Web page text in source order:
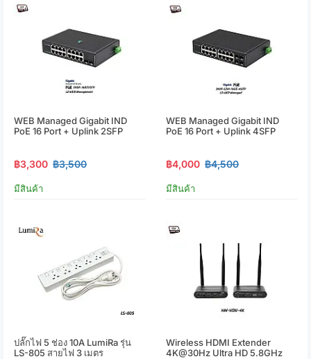
WEB Managed Gigabit IND
PoE 16 Port + Uplink 2SFP
฿3,300 ฿3,500
มีสินค้า
WEB Managed Gigabit IND
PoE 16 Port + Uplink 4SFP
฿4,000 ฿4,500
มีสินค้า
ปลั๊กไฟ 5 ช่อง 10A LumiRa รุ่น
LS-805 สายไฟ 3 เมตร
Wireless HDMI Extender
4K@30Hz Ultra HD 5.8GHz